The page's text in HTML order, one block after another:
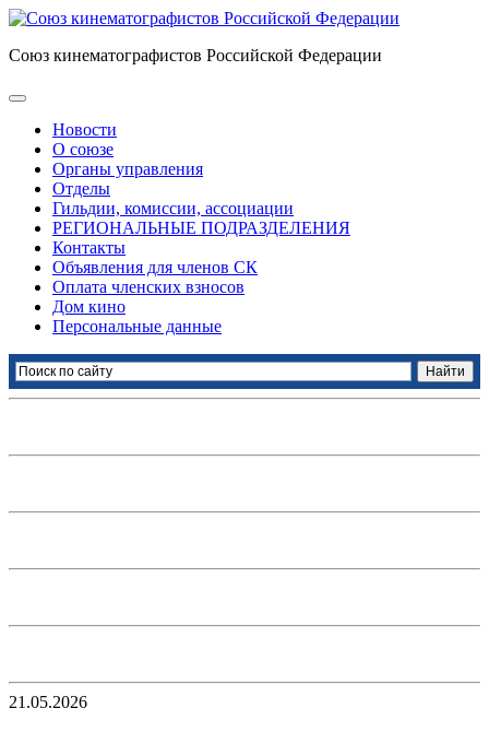
Союз кинематографистов Российской Федерации
Новости
О союзе
Органы управления
Отделы
Гильдии, комиссии, ассоциации
РЕГИОНАЛЬНЫЕ ПОДРАЗДЕЛЕНИЯ
Контакты
Объявления для членов СК
Оплата членских взносов
Дом кино
Персональные данные
21.05.2026